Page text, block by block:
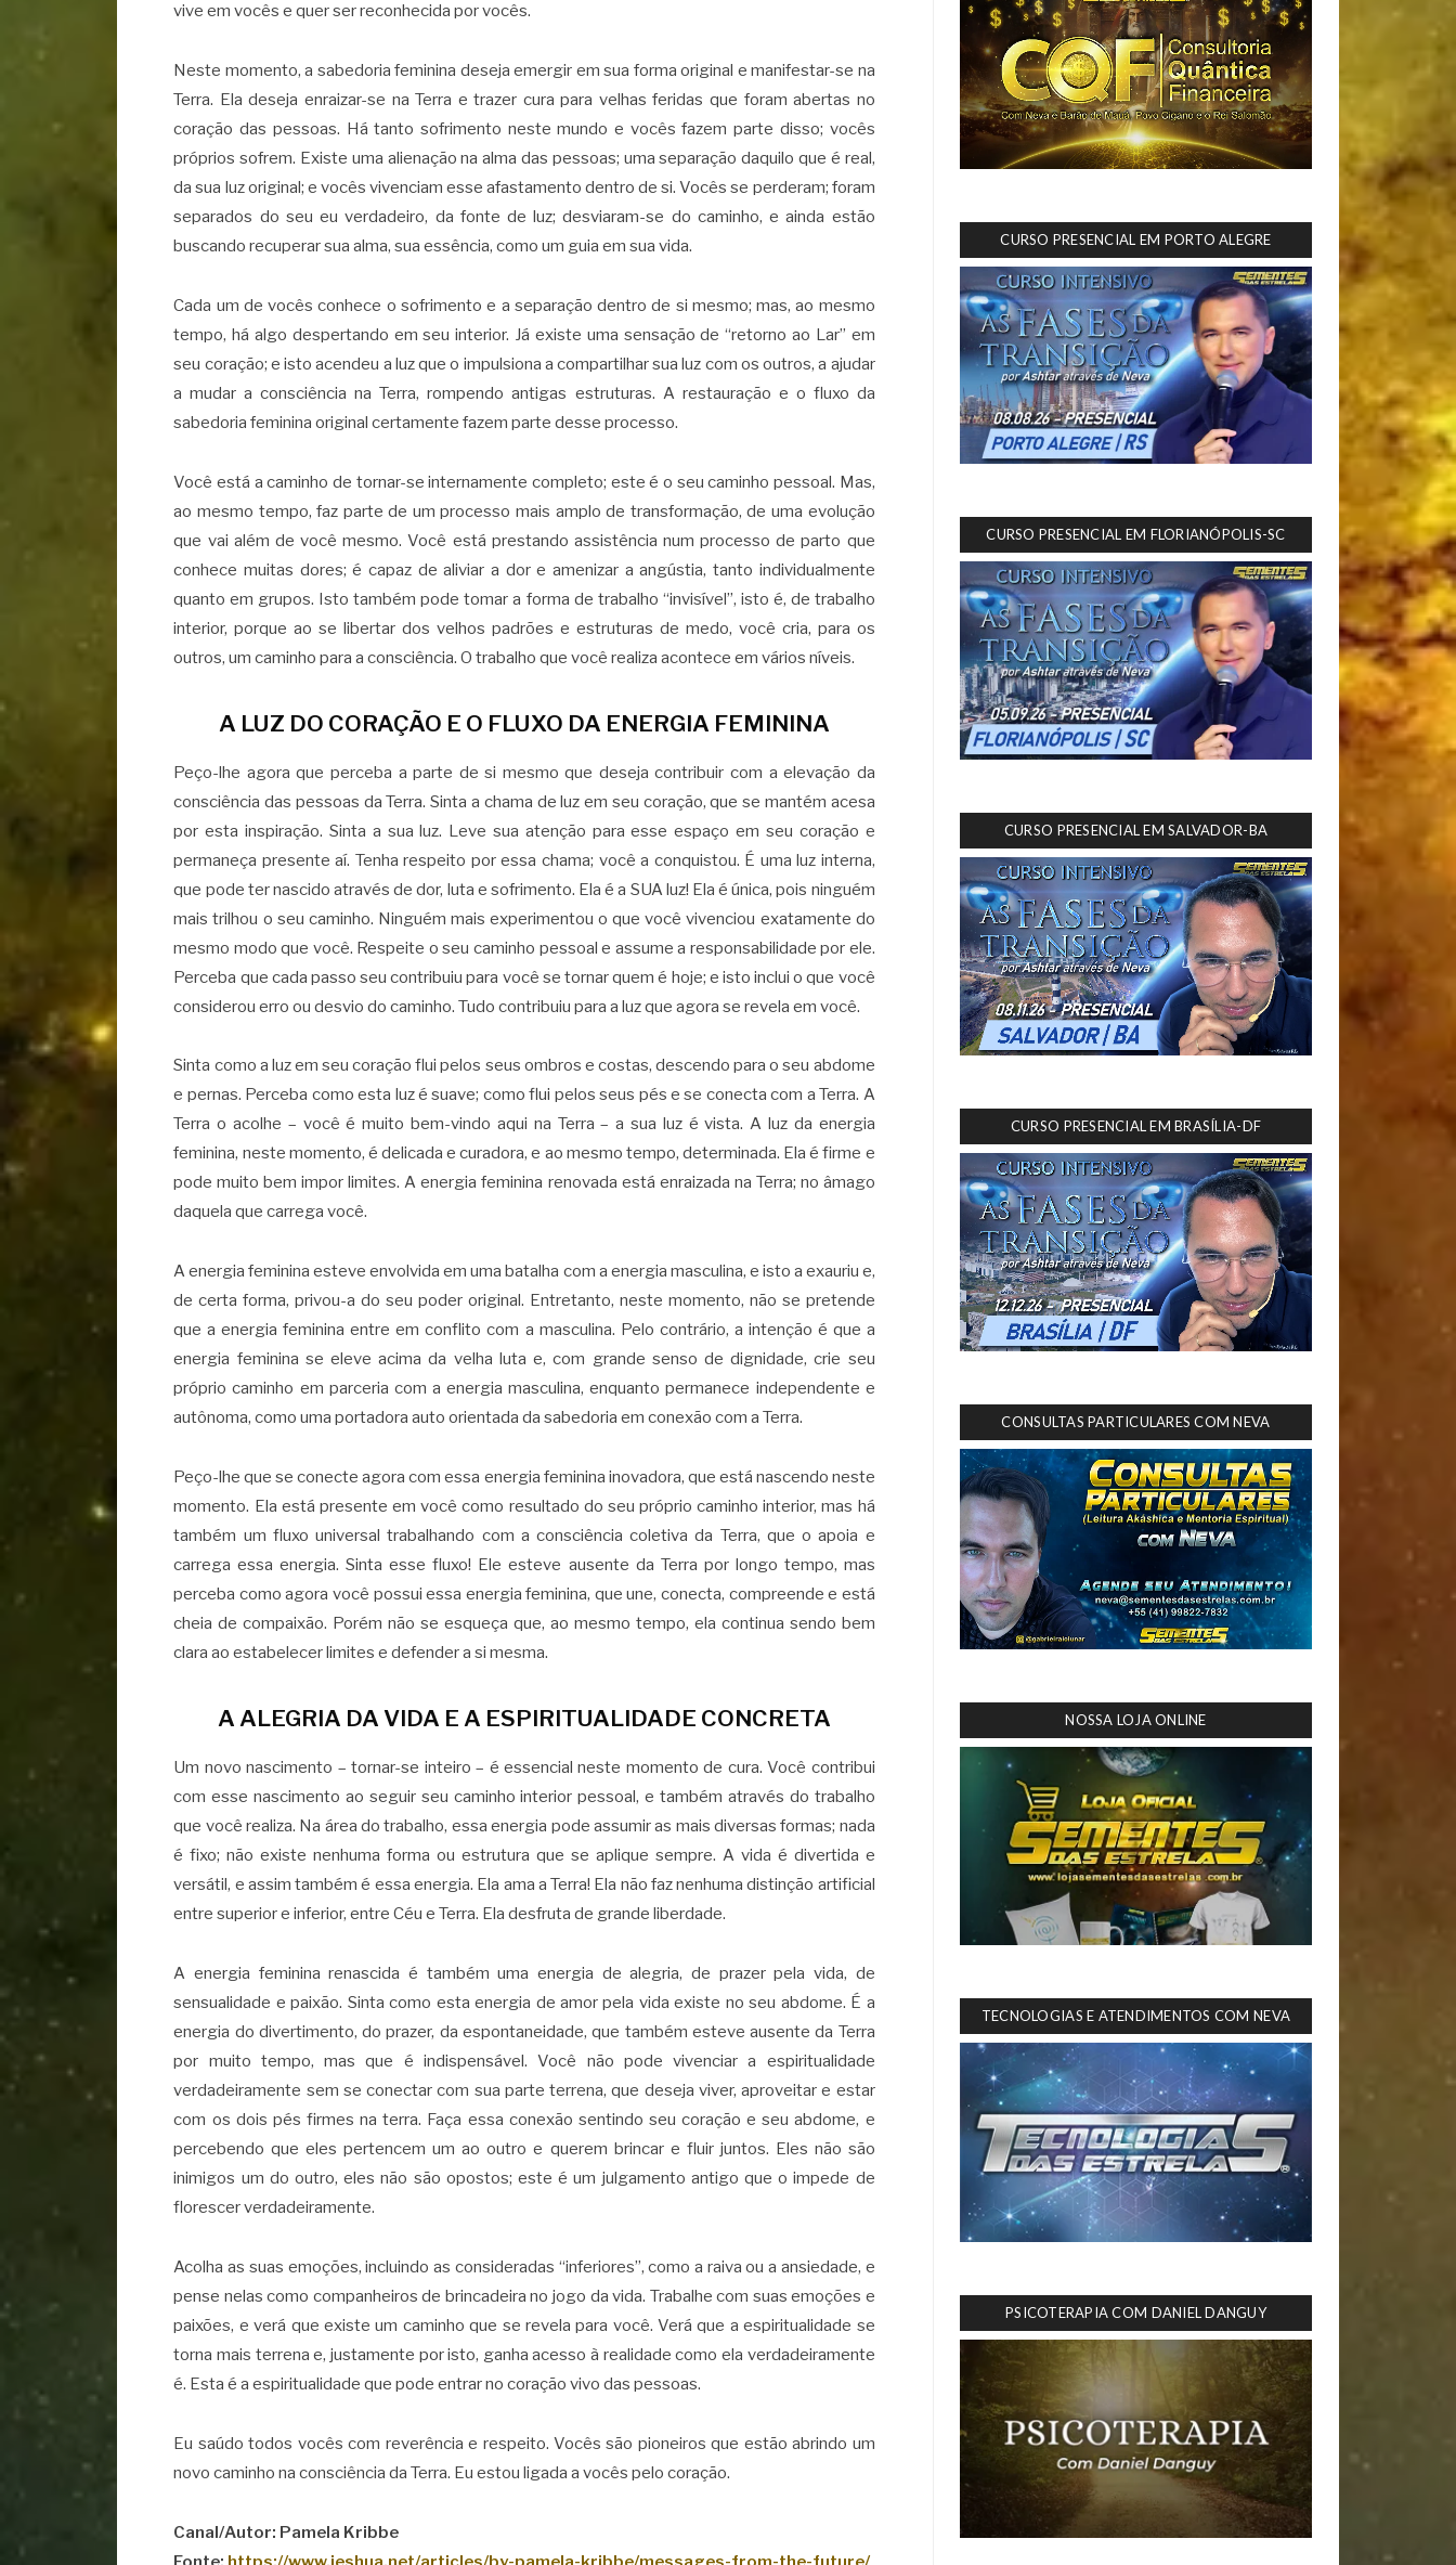
vive em vocês e quer ser reconhecida por vocês.
Neste momento, a sabedoria feminina deseja emergir em sua forma original e manifestar-se na
Terra. Ela deseja enraizar-se na Terra e trazer cura para velhas feridas que foram abertas no
coração das pessoas. Há tanto sofrimento neste mundo e vocês fazem parte disso; vocês
próprios sofrem. Existe uma alienação na alma das pessoas; uma separação daquilo que é real,
da sua luz original; e vocês vivenciam esse afastamento dentro de si. Vocês se perderam; foram
separados do seu eu verdadeiro, da fonte de luz; desviaram-se do caminho, e ainda estão
buscando recuperar sua alma, sua essência, como um guia em sua vida.
Cada um de vocês conhece o sofrimento e a separação dentro de si mesmo; mas, ao mesmo
tempo, há algo despertando em seu interior. Já existe uma sensação de “retorno ao Lar” em
seu coração; e isto acendeu a luz que o impulsiona a compartilhar sua luz com os outros, a ajudar
a mudar a consciência na Terra, rompendo antigas estruturas. A restauração e o fluxo da
sabedoria feminina original certamente fazem parte desse processo.
Você está a caminho de tornar-se internamente completo; este é o seu caminho pessoal. Mas,
ao mesmo tempo, faz parte de um processo mais amplo de transformação, de uma evolução
que vai além de você mesmo. Você está prestando assistência num processo de parto que
conhece muitas dores; é capaz de aliviar a dor e amenizar a angústia, tanto individualmente
quanto em grupos. Isto também pode tomar a forma de trabalho “invisível”, isto é, de trabalho
interior, porque ao se libertar dos velhos padrões e estruturas de medo, você cria, para os
outros, um caminho para a consciência. O trabalho que você realiza acontece em vários níveis.
A LUZ DO CORAÇÃO E O FLUXO DA ENERGIA FEMININA
Peço-lhe agora que perceba a parte de si mesmo que deseja contribuir com a elevação da
consciência das pessoas da Terra. Sinta a chama de luz em seu coração, que se mantém acesa
por esta inspiração. Sinta a sua luz. Leve sua atenção para esse espaço em seu coração e
permaneça presente aí. Tenha respeito por essa chama; você a conquistou. É uma luz interna,
que pode ter nascido através de dor, luta e sofrimento. Ela é a SUA luz! Ela é única, pois ninguém
mais trilhou o seu caminho. Ninguém mais experimentou o que você vivenciou exatamente do
mesmo modo que você. Respeite o seu caminho pessoal e assume a responsabilidade por ele.
Perceba que cada passo seu contribuiu para você se tornar quem é hoje; e isto inclui o que você
considerou erro ou desvio do caminho. Tudo contribuiu para a luz que agora se revela em você.
Sinta como a luz em seu coração flui pelos seus ombros e costas, descendo para o seu abdome
e pernas. Perceba como esta luz é suave; como flui pelos seus pés e se conecta com a Terra. A
Terra o acolhe – você é muito bem-vindo aqui na Terra – a sua luz é vista. A luz da energia
feminina, neste momento, é delicada e curadora, e ao mesmo tempo, determinada. Ela é firme e
pode muito bem impor limites. A energia feminina renovada está enraizada na Terra; no âmago
daquela que carrega você.
A energia feminina esteve envolvida em uma batalha com a energia masculina, e isto a exauriu e,
de certa forma, privou-a do seu poder original. Entretanto, neste momento, não se pretende
que a energia feminina entre em conflito com a masculina. Pelo contrário, a intenção é que a
energia feminina se eleve acima da velha luta e, com grande senso de dignidade, crie seu
próprio caminho em parceria com a energia masculina, enquanto permanece independente e
autônoma, como uma portadora auto orientada da sabedoria em conexão com a Terra.
Peço-lhe que se conecte agora com essa energia feminina inovadora, que está nascendo neste
momento. Ela está presente em você como resultado do seu próprio caminho interior, mas há
também um fluxo universal trabalhando com a consciência coletiva da Terra, que o apoia e
carrega essa energia. Sinta esse fluxo! Ele esteve ausente da Terra por longo tempo, mas
perceba como agora você possui essa energia feminina, que une, conecta, compreende e está
cheia de compaixão. Porém não se esqueça que, ao mesmo tempo, ela continua sendo bem
clara ao estabelecer limites e defender a si mesma.
A ALEGRIA DA VIDA E A ESPIRITUALIDADE CONCRETA
Um novo nascimento – tornar-se inteiro – é essencial neste momento de cura. Você contribui
com esse nascimento ao seguir seu caminho interior pessoal, e também através do trabalho
que você realiza. Na área do trabalho, essa energia pode assumir as mais diversas formas; nada
é fixo; não existe nenhuma forma ou estrutura que se aplique sempre. A vida é divertida e
versátil, e assim também é essa energia. Ela ama a Terra! Ela não faz nenhuma distinção artificial
entre superior e inferior, entre Céu e Terra. Ela desfruta de grande liberdade.
A energia feminina renascida é também uma energia de alegria, de prazer pela vida, de
sensualidade e paixão. Sinta como esta energia de amor pela vida existe no seu abdome. É a
energia do divertimento, do prazer, da espontaneidade, que também esteve ausente da Terra
por muito tempo, mas que é indispensável. Você não pode vivenciar a espiritualidade
verdadeiramente sem se conectar com sua parte terrena, que deseja viver, aproveitar e estar
com os dois pés firmes na terra. Faça essa conexão sentindo seu coração e seu abdome, e
percebendo que eles pertencem um ao outro e querem brincar e fluir juntos. Eles não são
inimigos um do outro, eles não são opostos; este é um julgamento antigo que o impede de
florescer verdadeiramente.
Acolha as suas emoções, incluindo as consideradas “inferiores”, como a raiva ou a ansiedade, e
pense nelas como companheiros de brincadeira no jogo da vida. Trabalhe com suas emoções e
paixões, e verá que existe um caminho que se revela para você. Verá que a espiritualidade se
torna mais terrena e, justamente por isto, ganha acesso à realidade como ela verdadeiramente
é. Esta é a espiritualidade que pode entrar no coração vivo das pessoas.
Eu saúdo todos vocês com reverência e respeito. Vocês são pioneiros que estão abrindo um
novo caminho na consciência da Terra. Eu estou ligada a vocês pelo coração.
Canal/Autor: Pamela Kribbe
CURSO PRESENCIAL EM PORTO ALEGRE
CURSO PRESENCIAL EM FLORIANÓPOLIS-SC
CURSO PRESENCIAL EM SALVADOR-BA
CURSO PRESENCIAL EM BRASÍLIA-DF
CONSULTAS PARTICULARES COM NEVA
NOSSA LOJA ONLINE
TECNOLOGIAS E ATENDIMENTOS COM NEVA
PSICOTERAPIA COM DANIEL DANGUY